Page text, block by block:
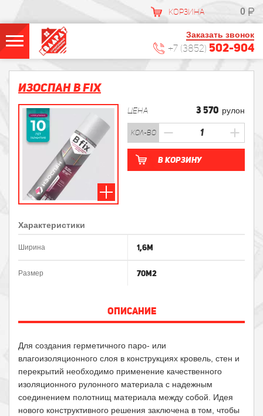
КОРЗИНА 0
Заказать звонок
+7 (3852) 502-904
Изоспан B fix
ЦЕНА 3 570 рулон
кол-во
В корзину
Характеристики
Ширина 1,6м
Размер 70м2
ОПИСАНИЕ
Для создания герметичного паро- или
влагоизоляционного слоя в конструкциях кровель, стен и
перекрытий необходимо применение качественного
изоляционного рулонного материала с надежным
соединением полотнищ материала между собой. Идея
нового конструктивного решения заключена в том, чтобы